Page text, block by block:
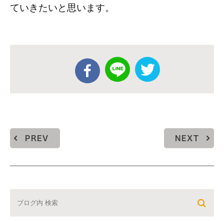
ていきたいと思います。
PREV NEXT